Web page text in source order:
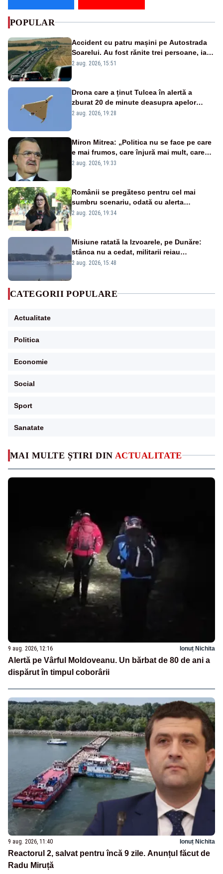
MAI MULTE ȘTIRI DIN ACTUALITATE
9 aug. 2026, 12:16 Ionuț Nichita
Alertă pe Vârful Moldoveanu. Un bărbat de 80 de ani a
dispărut în timpul coborârii
9 aug. 2026, 11:40 Ionuț Nichita
Reactorul 2, salvat pentru încă 9 zile. Anunțul făcut de
Radu Miruță
POPULAR
Accident cu patru mașini pe Autostrada
Soarelui. Au fost rănite trei persoane, iar
traficul se desfășoară cu dificultate
2 aug. 2026, 15:51
Drona care a ținut Tulcea în alertă a
zburat 20 de minute deasupra apelor
României. Au fost ridicate două F-16
2 aug. 2026, 19:28
Miron Mitrea: „Politica nu se face pe care
e mai frumos, care înjură mai mult, care
țipă mai tare, ci pe proiecte”
2 aug. 2026, 19:33
Românii se pregătesc pentru cel mai
sumbru scenariu, odată cu alerta
energetică
2 aug. 2026, 19:34
Misiune ratată la Izvoarele, pe Dunăre:
stânca nu a cedat, militarii reiau
detonările luni – VIDEO
2 aug. 2026, 15:48
CATEGORII POPULARE
Actualitate
Politica
Economie
Social
Sport
Sanatate